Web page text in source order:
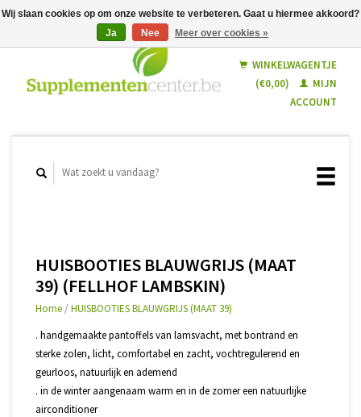
Nederlands
WINKELWAGENTJE
(€0,00)
MIJN
ACCOUNT
HUISBOOTIES BLAUWGRIJS (MAAT
39) (FELLHOF LAMBSKIN)
Home /HUISBOOTIES BLAUWGRIJS (MAAT 39)
. handgemaakte pantoffels van lamsvacht, met bontrand en
sterke zolen, licht, comfortabel en zacht, vochtregulerend en
geurloos, natuurlijk en ademend
. in de winter aangenaam warm en in de zomer een natuurlijke
airconditioner
Wij slaan cookies op om onze website te verbeteren. Gaat u hiermee akkoord?
Ja
Nee Meer over cookies »